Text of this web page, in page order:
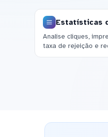
Estatísticas
Analise cliques,
taxa de rejeição e